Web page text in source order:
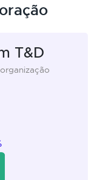
T&D